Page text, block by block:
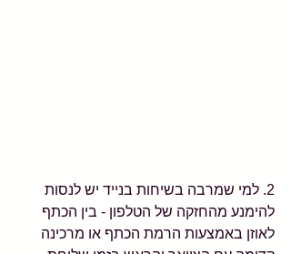
2. למי שמרבה בשיחות בנייד יש לנסות
להימנע מהחזקה של הטלפון - בין הכתף
לאוזן באמצעות הרמת הכתף או מרכינה